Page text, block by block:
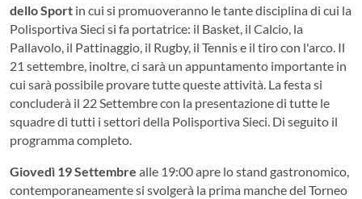
dello Sport in cui si promuoveranno le tante disciplina di cui la
Polisportiva Sieci si fa portatrice: il Basket, il Calcio, la
Pallavolo, il Pattinaggio, il Rugby, il Tennis e il tiro con l'arco. Il
21 settembre, inoltre, ci sarà un appuntamento importante in
cui sarà possibile provare tutte queste attività. La festa si
concluderà il 22 Settembre con la presentazione di tutte le
squadre di tutti i settori della Polisportiva Sieci. Di seguito il
programma completo.
Giovedì 19 Settembre alle 19:00 apre lo stand gastronomico,
contemporaneamente si svolgerà la prima manche del Torneo